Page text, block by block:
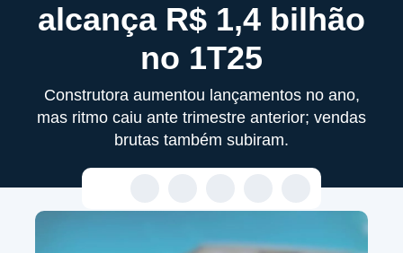
alcança R$ 1,4 bilhão
no 1T25
Construtora aumentou lançamentos no ano,
mas ritmo caiu ante trimestre anterior; vendas
brutas também subiram.